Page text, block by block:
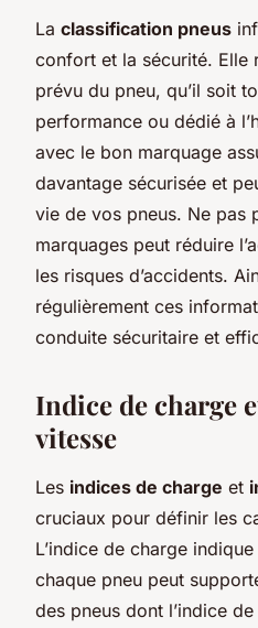
La classification pneus
confort et la sécurité. Elle
prévu du pneu, qu’il soit
performance ou dédié à
avec le bon marquage
davantage sécurisée et
vie de vos pneus. Ne pas
marquages peut réduire
les risques d’accidents.
régulièrement ces
conduite sécuritaire et
Indice de charge
vitesse
Les indices de charge et
cruciaux pour définir les
L’indice de charge
chaque pneu peut
des pneus dont l’indice